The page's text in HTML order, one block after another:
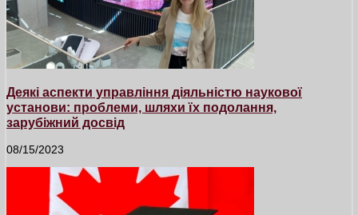
Деякі аспекти управління діяльністю наукової
установи: проблеми, шляхи їх подолання,
зарубіжний досвід
08/15/2023